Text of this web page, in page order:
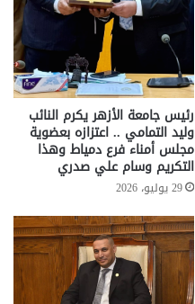
رئيس جامعة الأزهر يكرم النائب
وليد التمامي .. اعتزازه بعضوية
مجلس أمناء فرع دمياط وهذا
التكريم وسام علي صدري
29 يوليو، 2026